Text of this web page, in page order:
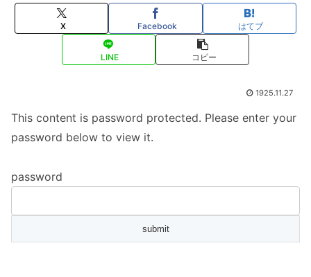
X Facebook はてブ
LINE コピー
1925.11.27
This content is password protected. Please enter your
password below to view it.
password